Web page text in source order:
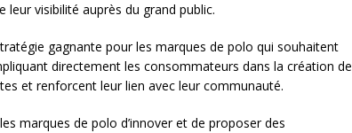
leur visibilité auprès du grand public.
gagnante pour les marques de polo qui souhaitent
directement les consommateurs dans la création de
et renforcent leur lien avec leur communauté.
marques de polo d’innover et de proposer des